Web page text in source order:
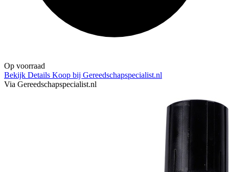
Op voorraad
Bekijk Details Koop bij Gereedschapspecialist.nl
Via Gereedschapspecialist.nl